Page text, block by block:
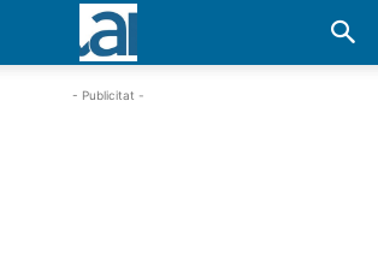
- Publicitat -